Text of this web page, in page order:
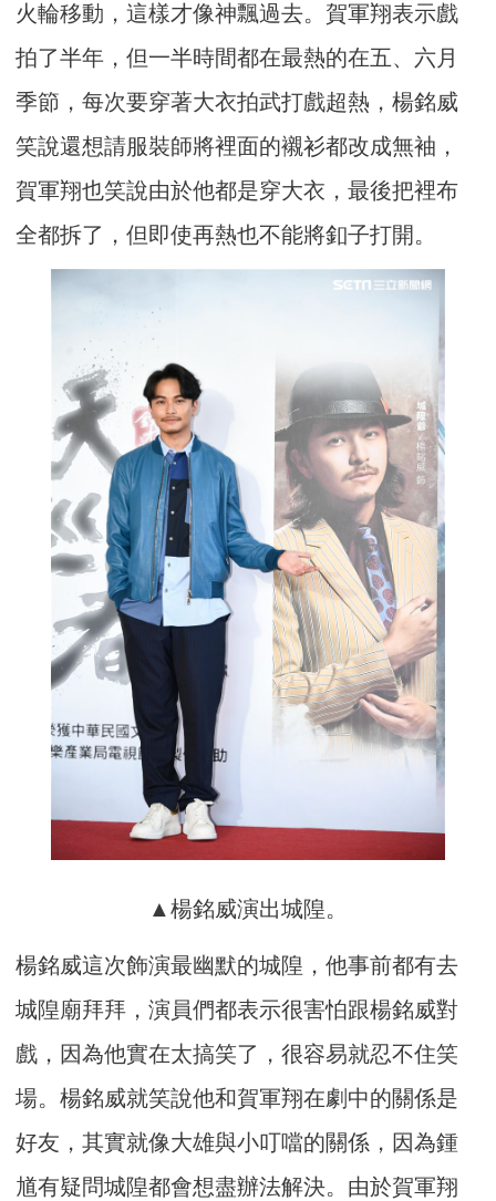
火輪移動，這樣才像神飄過去。賀軍翔表示戲
拍了半年，但一半時間都在最熱的在五、六月
季節，每次要穿著大衣拍武打戲超熱，楊銘威
笑說還想請服裝師將裡面的襯衫都改成無袖，
賀軍翔也笑說由於他都是穿大衣，最後把裡布
全都拆了，但即使再熱也不能將釦子打開。
▲楊銘威演出城隍。
楊銘威這次飾演最幽默的城隍，他事前都有去
城隍廟拜拜，演員們都表示很害怕跟楊銘威對
戲，因為他實在太搞笑了，很容易就忍不住笑
場。楊銘威就笑說他和賀軍翔在劇中的關係是
好友，其實就像大雄與小叮噹的關係，因為鍾
馗有疑問城隍都會想盡辦法解決。由於賀軍翔